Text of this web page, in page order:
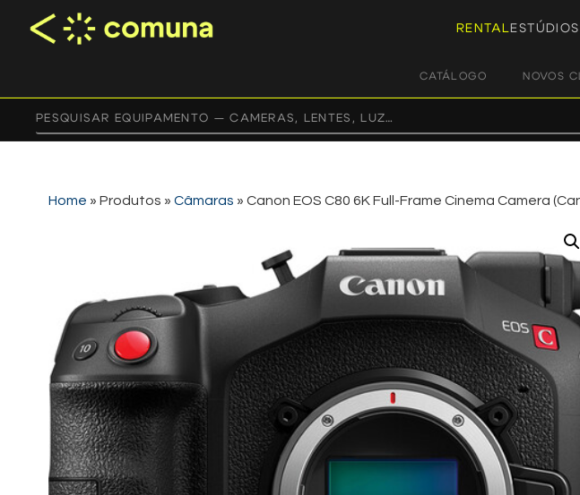
RENTAL ESTÚDIOS
CATÁLOGO NOVOS
Home » Produtos » Câmaras » Canon EOS C80 6K Full-Frame Cinema Camera